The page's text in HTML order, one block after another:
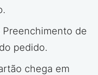
de
pedido.
chega em